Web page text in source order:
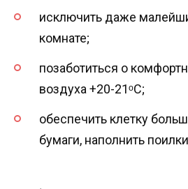
исключить даже
комнате;
позаботиться о
воздуха +20-21ᵒС;
обеспечить клетку
бумаги, наполнить